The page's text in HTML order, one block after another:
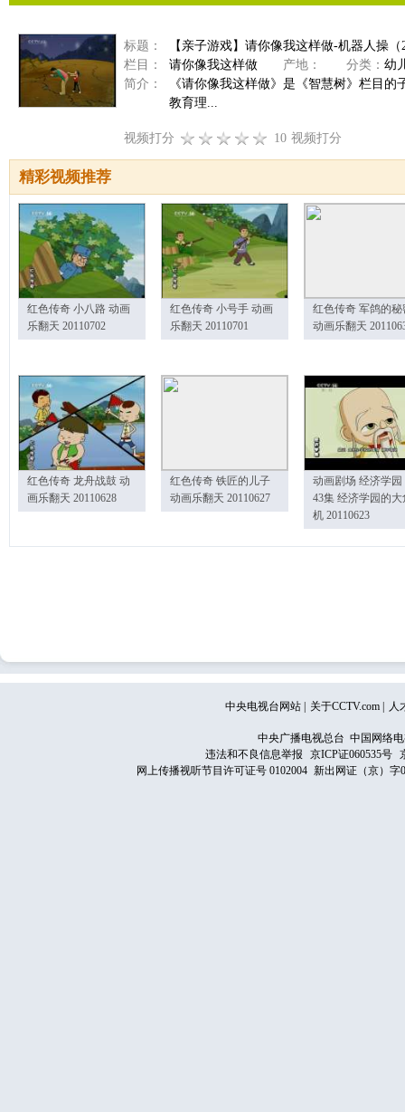
标题：
【亲子游戏】请你像我这样做-机器人操（
栏目：
请你像我这样做 产地： 分类： 幼
简介：
《请你像我这样做》是《智慧树》栏目
教育理...
视频打分 10 视频打分
精彩视频推荐
红色传奇 小八路 动画
乐翻天 20110702
红色传奇 小号手 动画
乐翻天 20110701
红色传奇 军鸽的秘
动画乐翻天
红色传奇 龙舟战鼓 动
画乐翻天 20110628
红色传奇 铁匠的儿子
动画乐翻天 20110627
动画剧场 经济学园
43集 经济学园的大
机 20110623
中央电视台网站 关于CCTV.com 人
中央广播电视总台 中国网络
违法和不良信息举报
京ICP证060535号
网上传播视听节目许可证号 0102004 新出网证（京）